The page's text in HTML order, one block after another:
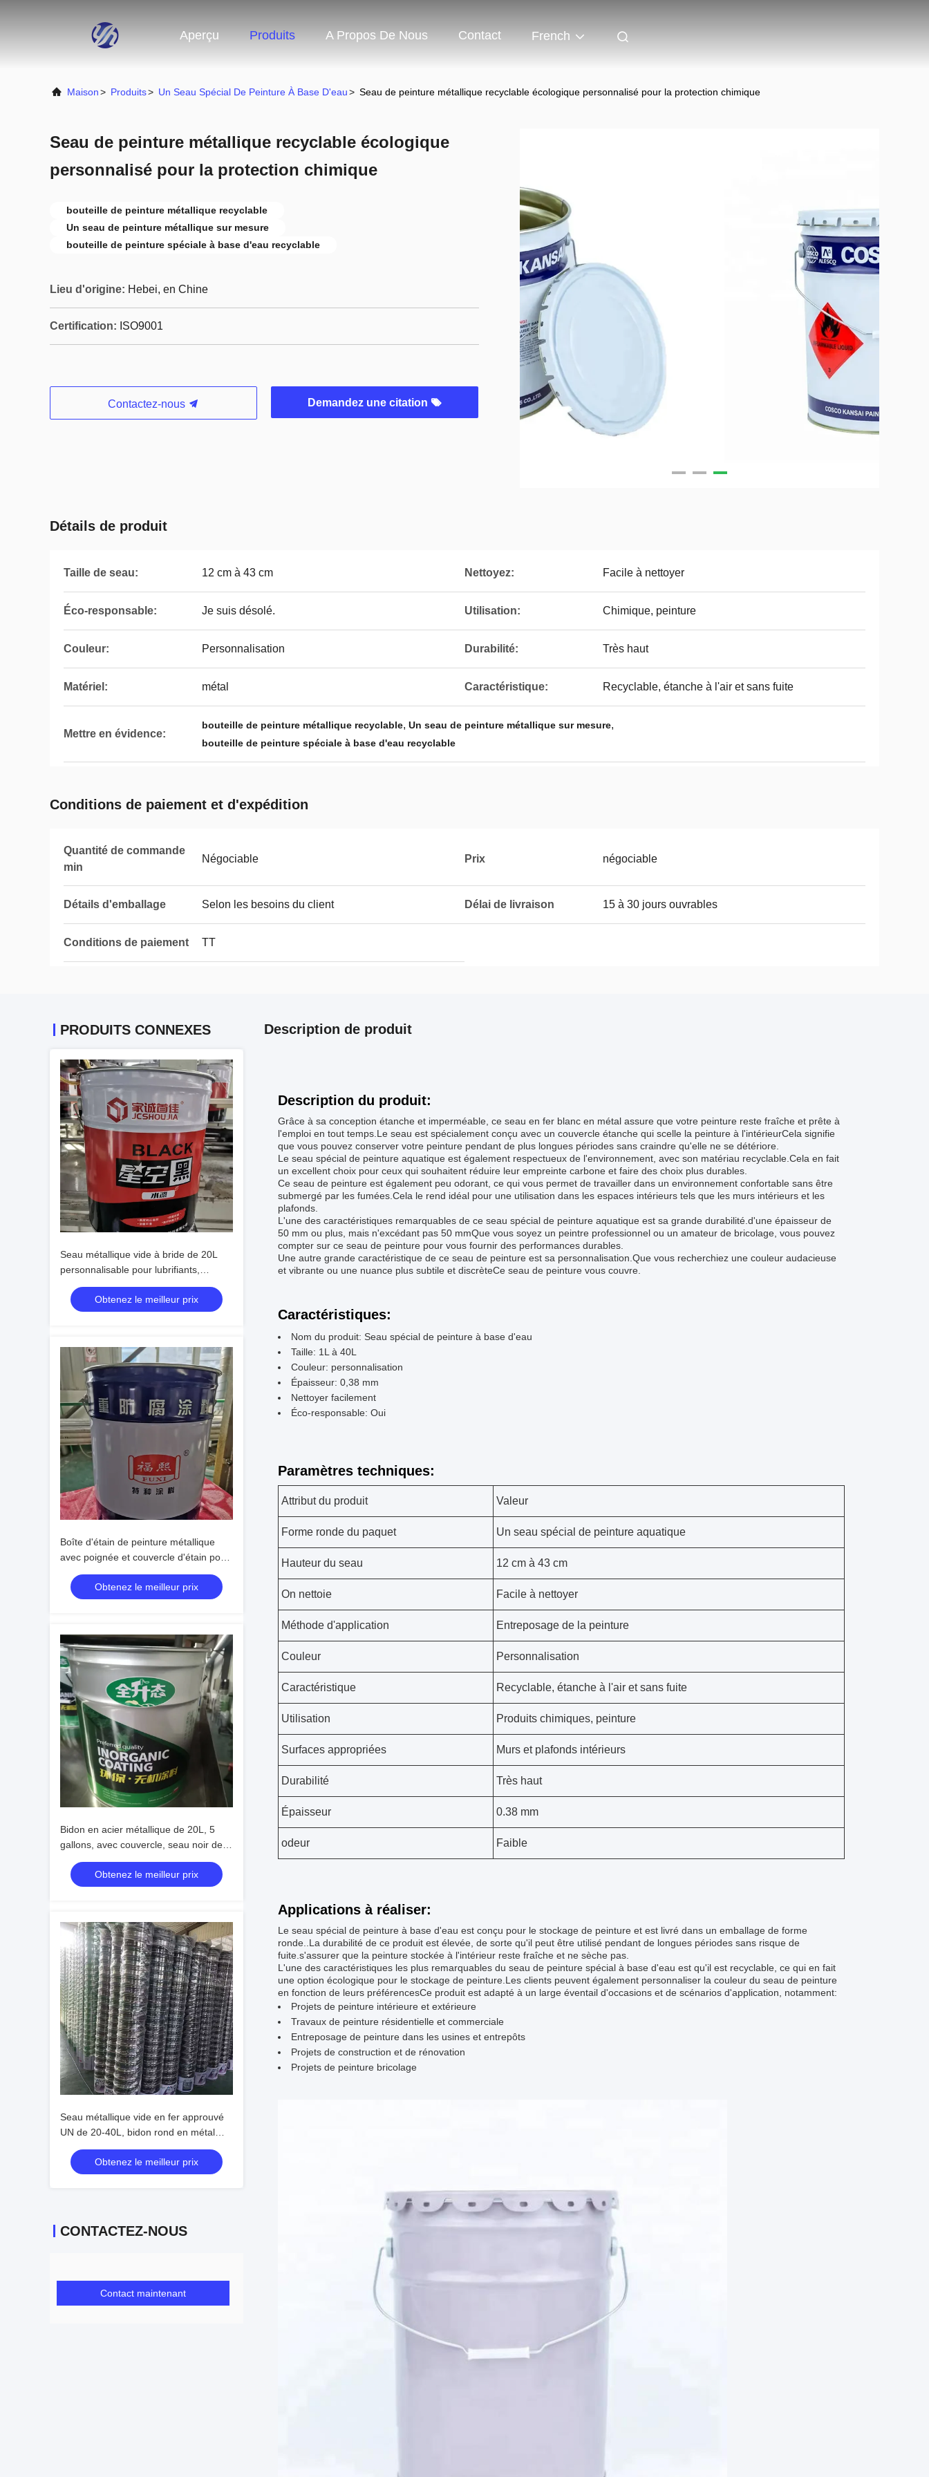
Aperçu Produits A Propos De Nous Contact French
Maison> Produits> Un Seau Spécial De Peinture À Base D'eau> Seau de peinture métallique recyclable écologique personnalisé pour la protection chimique
Seau de peinture métallique recyclable écologique
personnalisé pour la protection chimique
bouteille de peinture métallique recyclable
Un seau de peinture métallique sur mesure
bouteille de peinture spéciale à base d'eau recyclable
Lieu d'origine: Hebei, en Chine
Certification: ISO9001
Contactez-nous Demandez une citation
Détails de produit
Taille de seau: 12 cm à 43 cm Nettoyez: Facile à nettoyer
Éco-responsable: Je suis désolé. Utilisation: Chimique, peinture
Couleur: Personnalisation Durabilité: Très haut
Matériel: métal Caractéristique: Recyclable, étanche à l'air et sans fuite
Mettre en évidence:
bouteille de peinture métallique recyclable, Un seau de peinture métallique sur mesure,
bouteille de peinture spéciale à base d'eau recyclable
Conditions de paiement et d'expédition
Quantité de commande
min
Négociable Prix négociable
Détails d'emballage Selon les besoins du client Délai de livraison 15 à 30 jours ouvrables
Conditions de paiement TT
PRODUITS CONNEXES
Seau métallique vide à bride de 20L
personnalisable pour lubrifiants,
peintures et huiles
Obtenez le meilleur prix
Boîte d'étain de peinture métallique
avec poignée et couvercle d'étain pour
le stockage de produits chimiques
Capacité 4000ml
Obtenez le meilleur prix
Bidon en acier métallique de 20L, 5
gallons, avec couvercle, seau noir de
25L avec anneau de verrouillage en
fer-blanc pour l'emballage de peinture
et de produits chimiques
Obtenez le meilleur prix
Seau métallique vide en fer approuvé
UN de 20-40L, bidon rond en métal
pour graisse chimique avec couvercle
Obtenez le meilleur prix
CONTACTEZ-NOUS
Contact maintenant
Description de produit
Description du produit:
Grâce à sa conception étanche et imperméable, ce seau en fer blanc en métal assure que votre peinture reste fraîche et prête à
l'emploi en tout temps.Le seau est spécialement conçu avec un couvercle étanche qui scelle la peinture à l'intérieurCela signifie
que vous pouvez conserver votre peinture pendant de plus longues périodes sans craindre qu'elle ne se détériore.
Le seau spécial de peinture aquatique est également respectueux de l'environnement, avec son matériau recyclable.Cela en fait
un excellent choix pour ceux qui souhaitent réduire leur empreinte carbone et faire des choix plus durables.
Ce seau de peinture est également peu odorant, ce qui vous permet de travailler dans un environnement confortable sans être
submergé par les fumées.Cela le rend idéal pour une utilisation dans les espaces intérieurs tels que les murs intérieurs et les
plafonds.
L'une des caractéristiques remarquables de ce seau spécial de peinture aquatique est sa grande durabilité.d'une épaisseur de
50 mm ou plus, mais n'excédant pas 50 mmQue vous soyez un peintre professionnel ou un amateur de bricolage, vous pouvez
compter sur ce seau de peinture pour vous fournir des performances durables.
Une autre grande caractéristique de ce seau de peinture est sa personnalisation.Que vous recherchiez une couleur audacieuse
et vibrante ou une nuance plus subtile et discrèteCe seau de peinture vous couvre.
Caractéristiques:
Nom du produit: Seau spécial de peinture à base d'eau
Taille: 1L à 40L
Couleur: personnalisation
Épaisseur: 0,38 mm
Nettoyer facilement
Éco-responsable: Oui
Paramètres techniques:
Attribut du produit Valeur
Forme ronde du paquet Un seau spécial de peinture aquatique
Hauteur du seau 12 cm à 43 cm
On nettoie Facile à nettoyer
Méthode d'application Entreposage de la peinture
Couleur Personnalisation
Caractéristique Recyclable, étanche à l'air et sans fuite
Utilisation Produits chimiques, peinture
Surfaces appropriées Murs et plafonds intérieurs
Durabilité Très haut
Épaisseur 0.38 mm
odeur Faible
Applications à réaliser:
Le seau spécial de peinture à base d'eau est conçu pour le stockage de peinture et est livré dans un emballage de forme
ronde..La durabilité de ce produit est élevée, de sorte qu'il peut être utilisé pendant de longues périodes sans risque de
fuite.s'assurer que la peinture stockée à l'intérieur reste fraîche et ne sèche pas.
L'une des caractéristiques les plus remarquables du seau de peinture spécial à base d'eau est qu'il est recyclable, ce qui en fait
une option écologique pour le stockage de peinture.Les clients peuvent également personnaliser la couleur du seau de peinture
en fonction de leurs préférencesCe produit est adapté à un large éventail d'occasions et de scénarios d'application, notamment:
Projets de peinture intérieure et extérieure
Travaux de peinture résidentielle et commerciale
Entreposage de peinture dans les usines et entrepôts
Projets de construction et de rénovation
Projets de peinture bricolage